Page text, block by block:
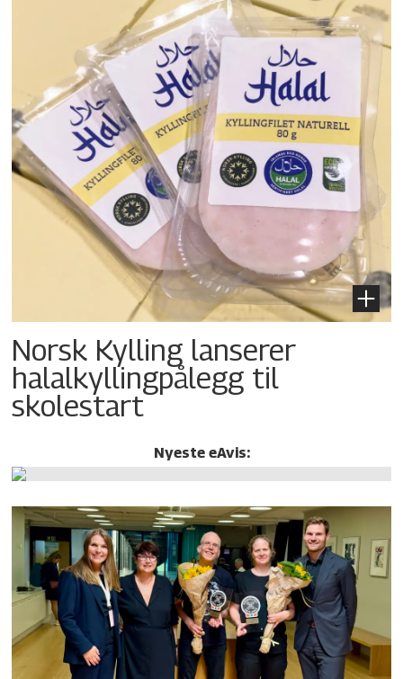
Norsk Kylling lanserer
halalkylling­pålegg til
skolestart
Nyeste eAvis: